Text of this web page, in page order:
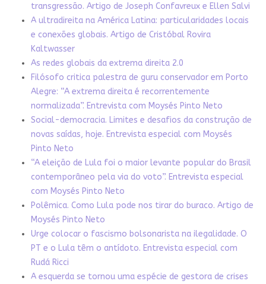
transgressão. Artigo de Joseph Confavreux e Ellen Salvi
A ultradireita na América Latina: particularidades locais
e conexões globais. Artigo de Cristóbal Rovira
Kaltwasser
As redes globais da extrema direita 2.0
Filósofo critica palestra de guru conservador em Porto
Alegre: “A extrema direita é recorrentemente
normalizada”. Entrevista com Moysés Pinto Neto
Social-democracia. Limites e desafios da construção de
novas saídas, hoje. Entrevista especial com Moysés
Pinto Neto
“A eleição de Lula foi o maior levante popular do Brasil
contemporâneo pela via do voto”. Entrevista especial
com Moysés Pinto Neto
Polêmica. Como Lula pode nos tirar do buraco. Artigo de
Moysés Pinto Neto
Urge colocar o fascismo bolsonarista na ilegalidade. O
PT e o Lula têm o antídoto. Entrevista especial com
Rudá Ricci
A esquerda se tornou uma espécie de gestora de crises